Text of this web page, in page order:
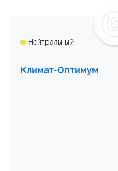
Нейтральный
Климат-Оптимум